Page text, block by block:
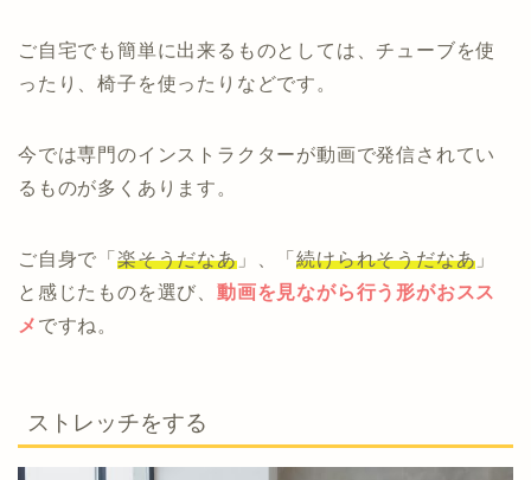
ご自宅でも簡単に出来るものとしては、チューブを使
ったり、椅子を使ったりなどです。
今では専門のインストラクターが動画で発信されてい
るものが多くあります。
ご自身で「 楽そうだなあ」、「続けられそうだなあ 」
と感じたものを選び、 動画を見ながら行う形がおスス
メ ですね。
ストレッチをする